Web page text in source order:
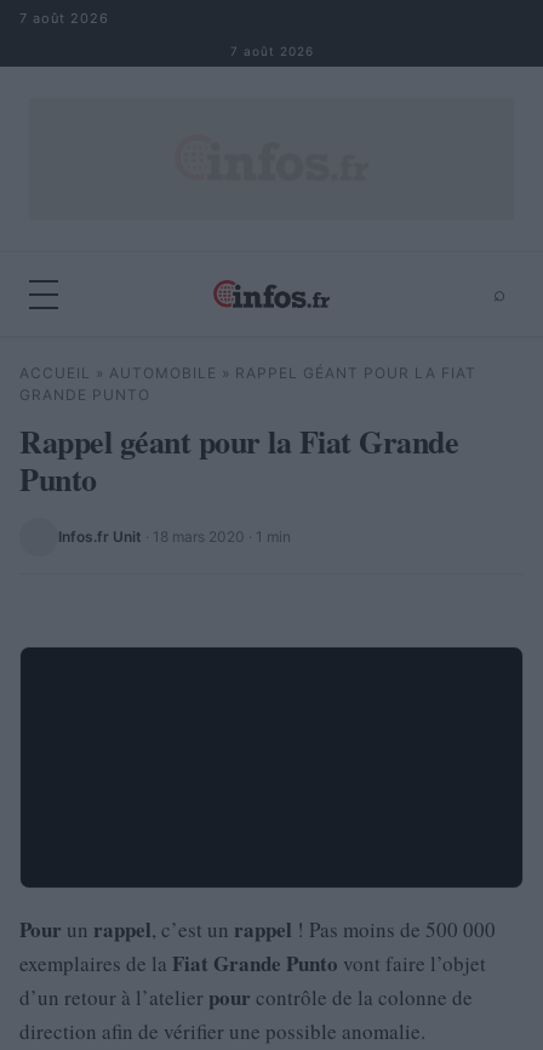
Aller au contenu
7 août 2026
7 août 2026
⌕
Rechercher ⌕
ACCUEIL » AUTOMOBILE » RAPPEL GÉANT POUR LA FIAT
GRANDE PUNTO
Rappel géant pour la Fiat Grande
Punto
Infos.fr Unit · 18 mars 2020 · 1 min
Pour un rappel, c’est un rappel ! Pas moins de 500 000
exemplaires de la Fiat Grande Punto vont faire l’objet
d’un retour à l’atelier pour contrôle de la colonne de
direction afin de vérifier une possible anomalie.